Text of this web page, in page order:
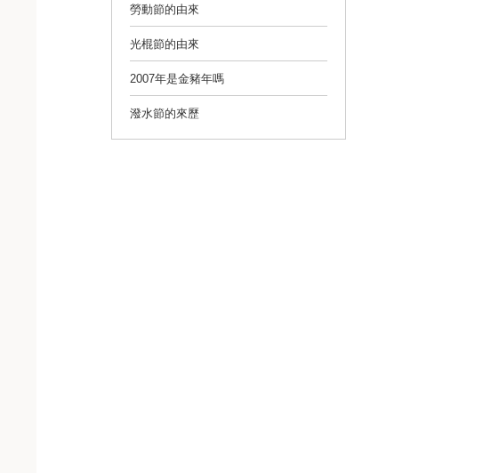
勞動節的由來
光棍節的由來
2007年是金豬年嗎
潑水節的來歷